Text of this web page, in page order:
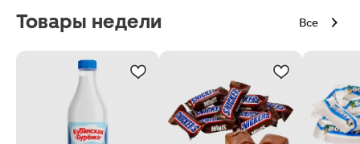
Товары недели Все